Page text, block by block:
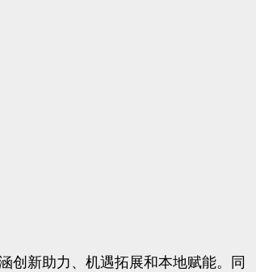
创新助力、机遇拓展和本地赋能。同